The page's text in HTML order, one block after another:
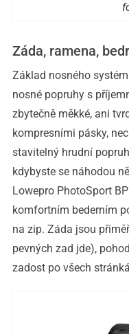
Záda, ramena,
Základ nosného
nosné popruhy s
zbytečně měkké, ani
kompresními pásky,
stavitelný hrudní
kdybyste se náhodou
Lowepro PhotoSport
komfortním bederním
na zip. Záda jsou
pevných zad jde),
zadost po všech